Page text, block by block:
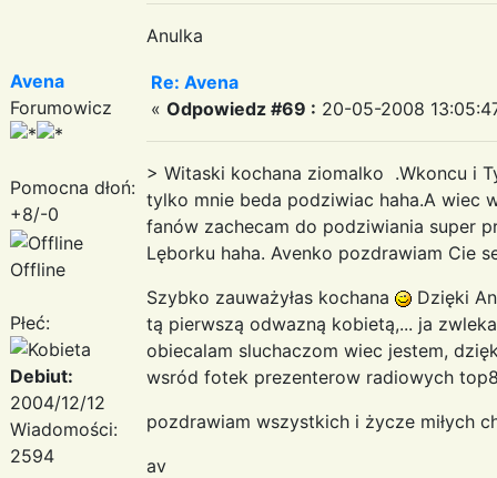
Anulka
Avena
Forumowicz
Pomocna dłoń:
+8/-0
Offline
Płeć:
Debiut:
2004/12/12
Wiadomości:
2594
Re: Avena
« Odpowiedz #69 : 20-05-2008
> Witaski kochana ziomalko .Wkoncu i
tylko mnie beda podziwiac haha.A wiec
fanów zachecam do podziwiania super
Lęborku haha. Avenko pozdrawiam Cie
Szybko zauważyłas kochana
Dzięki
tą pierwszą odwazną kobietą,... ja
obiecalam sluchaczom wiec jestem,
wsród fotek prezenterow radiowych
pozdrawiam wszystkich i życze miłych
av